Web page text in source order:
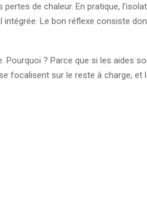
de chaleur. En pratique,
Le bon réflexe consiste
? Parce que si les aides
focalisent sur le reste à charge, et